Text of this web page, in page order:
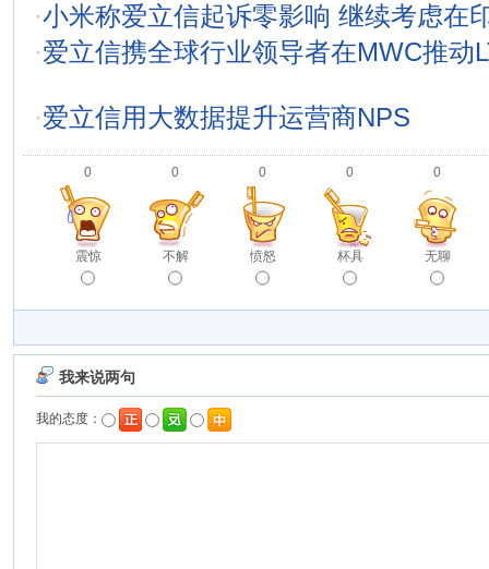
·小米称爱立信起诉零影响 继续考虑在
·爱立信携全球行业领导者在MWC推动
·爱立信用大数据提升运营商NPS
0
震惊
0
不解
0
愤怒
0
杯具
0
无聊